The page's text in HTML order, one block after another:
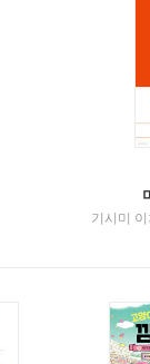
|
기시미